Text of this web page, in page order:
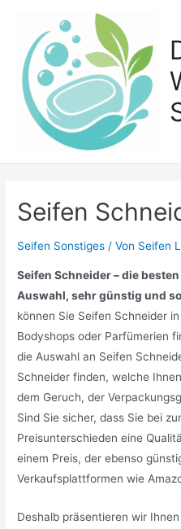
springen
Seifen
Seifen Sonstiges / Von Seifen
Seifen Schneider – die
Auswahl, sehr günstig und
können Sie Seifen Schneider
Bodyshops oder Parfümerien
die Auswahl an Seifen
Schneider finden, welche
dem Geruch, der
Sind Sie sicher, dass Sie bei
Preisunterschieden eine
einem Preis, der ebenso
Verkaufsplattformen wie
Deshalb präsentieren wir